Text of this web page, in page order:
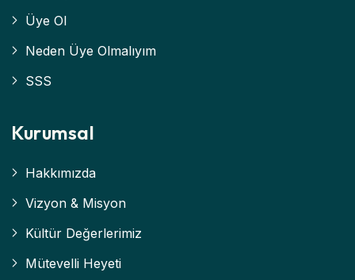
Üye Ol
Neden Üye Olmalıyım
SSS
Kurumsal
Hakkımızda
Vizyon & Misyon
Kültür Değerlerimiz
Mütevelli Heyeti